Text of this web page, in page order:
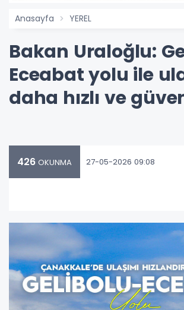
Anasayfa YEREL
Bakan Uraloğlu:
Eceabat yolu ile
daha hızlı ve
426 OKUNMA 27-05-2026 09:08